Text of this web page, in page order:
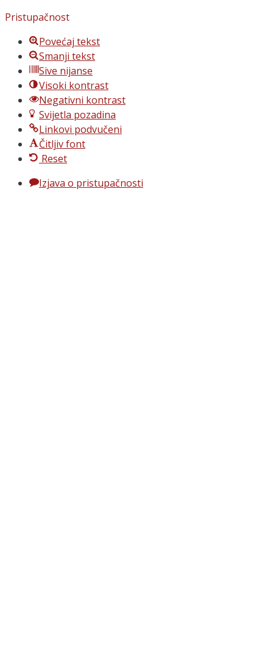
Pristupačnost
Povećaj tekst
Smanji tekst
Sive nijanse
Visoki kontrast
Negativni kontrast
Svijetla pozadina
Linkovi podvučeni
Čitljiv font
Reset
Izjava o pristupačnosti